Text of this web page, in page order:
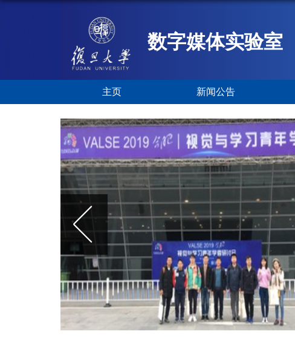
数字媒体实验室
主页 新闻公告